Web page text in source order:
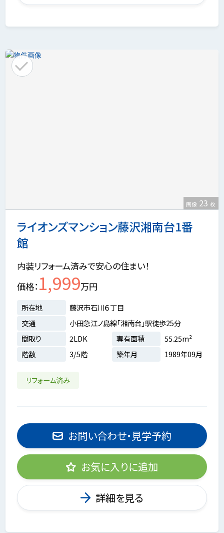
ライオンズマンション藤沢湘南台1番
館
画像 23 枚
内装リフォーム済みで安心の住まい！
価格 1,999万円
所在地
藤沢市石川６丁目
交通
小田急江ノ島線「湘南台」駅徒歩25分
間取り
2LDK 専有面積
55.25m²
階数
3/5階 築年月 1989年09月
リフォーム済み
お問い合わせ・見学予約
お気に入りに追加
詳細を見る